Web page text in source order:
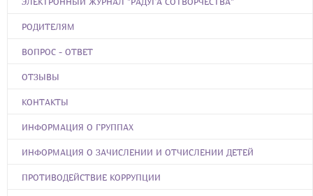
РОДИТЕЛЯМ
ВОПРОС - ОТВЕТ
ОТЗЫВЫ
КОНТАКТЫ
ИНФОРМАЦИЯ О ГРУППАХ
ИНФОРМАЦИЯ О ЗАЧИСЛЕНИИ И ОТЧИСЛЕНИИ ДЕТЕЙ
ПРОТИВОДЕЙСТВИЕ КОРРУПЦИИ